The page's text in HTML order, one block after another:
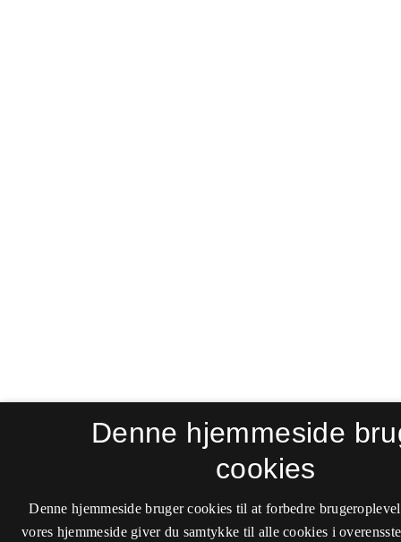
Denne hjemmeside
cookies
Denne hjemmeside bruger cookies til at forbedre
vores hjemmeside giver du samtykke til alle cookies i